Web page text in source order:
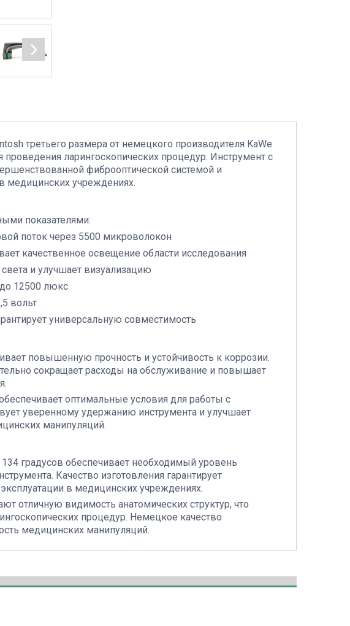
третьего размера от немецкого производителя KaWe
ларингоскопических процедур. Инструмент с
фиброоптической системой и
медицинских учреждениях.
показателями:
поток через 5500 микроволокон
качественное освещение области исследования
и улучшает визуализацию
12500 люкс
вольт
универсальную совместимость
повышенную прочность и устойчивость к коррозии.
сокращает расходы на обслуживание и повышает
оптимальные условия для работы с
уверенному удержанию инструмента и улучшает
манипуляций.
градусов обеспечивает необходимый уровень
Качество изготовления гарантирует
в медицинских учреждениях.
отличную видимость анатомических структур, что
процедур. Немецкое качество
медицинских манипуляций.